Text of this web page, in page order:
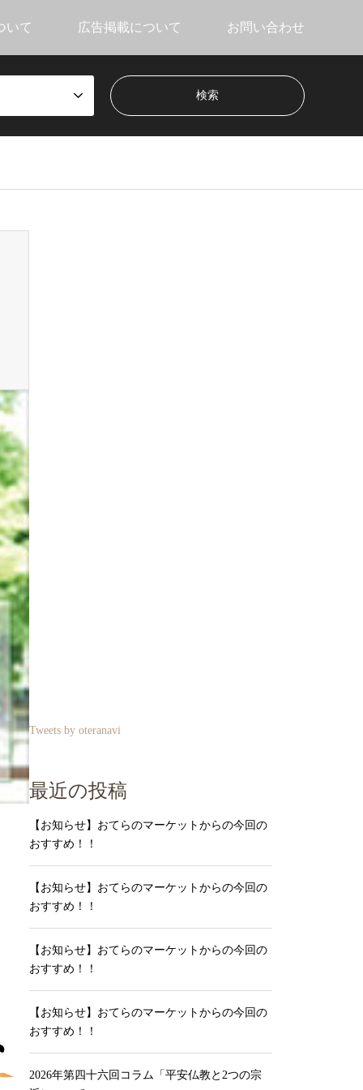
いて 広告掲載について お問い合わせ
Tweets by oteranavi
最近の投稿
【お知らせ】おてらのマーケットからの今回の
おすすめ！！
【お知らせ】おてらのマーケットからの今回の
おすすめ！！
【お知らせ】おてらのマーケットからの今回の
おすすめ！！
【お知らせ】おてらのマーケットからの今回の
おすすめ！！
2026年第四十六回コラム「平安仏教と2つの宗